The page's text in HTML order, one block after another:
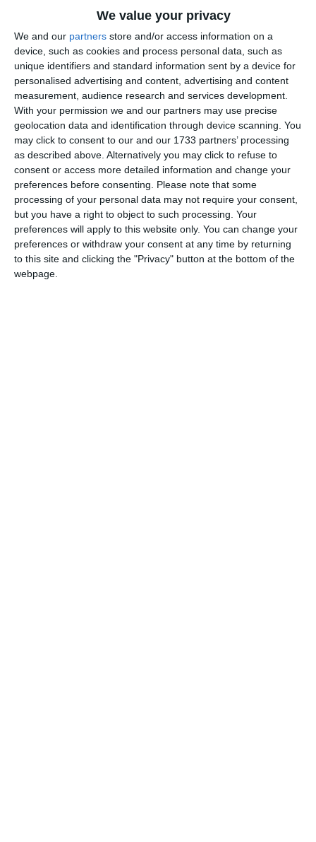
We value your privacy
We and our partners store and/or access information on a
device, such as cookies and process personal data, such as
unique identifiers and standard information sent by a device for
personalised advertising and content, advertising and content
measurement, audience research and services development.
With your permission we and our partners may use precise
geolocation data and identification through device scanning. You
may click to consent to our and our 1733 partners’ processing
as described above. Alternatively you may click to refuse to
consent or access more detailed information and change your
preferences before consenting.
Please note that some
processing of your personal data may not require your consent,
but you have a right to object to such processing. Your
preferences will apply to this website only. You can change your
preferences or withdraw your consent at any time by returning
to this site and clicking the "Privacy" button at the bottom of the
webpage.
Direcției Generale Anticorupție.
Facem precizarea că această etapă a